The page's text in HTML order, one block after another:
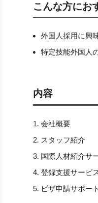
こんな方にお
外国人採用に興
特定技能外国人
内容
会社概要
スタッフ紹介
国際人材紹介サ
登録支援サービ
ビザ申請サポー